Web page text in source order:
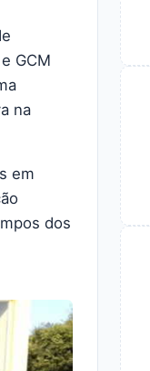
GCM
na
em
dos